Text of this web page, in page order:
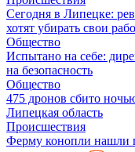
Сегодня в Липецке:
хотят убирать свои
Общество
Испытано на себе:
на безопасность
Общество
475 дронов сбито
Липецкая область
Происшествия
Ферму конопли нашли